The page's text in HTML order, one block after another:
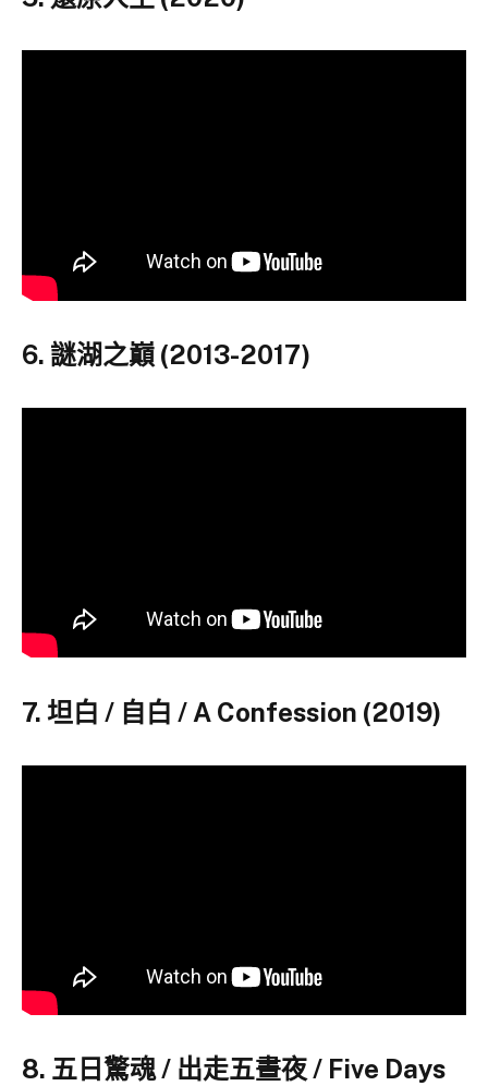
6. 謎湖之巔 (2013-2017)
7. 坦白 / 自白 / A Confession (2019)
8. 五日驚魂 / 出走五晝夜 / Five Days